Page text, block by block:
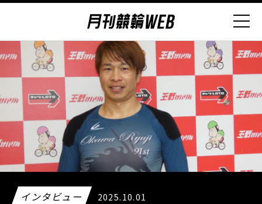
インタビュー 2025.10.01